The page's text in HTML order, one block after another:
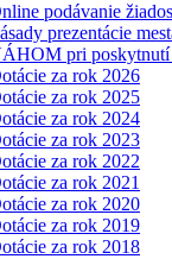
podávanie
prezentácie
pri poskytnutí
za rok 2026
za rok 2025
za rok 2024
za rok 2023
za rok 2022
za rok 2021
za rok 2020
za rok 2019
za rok 2018